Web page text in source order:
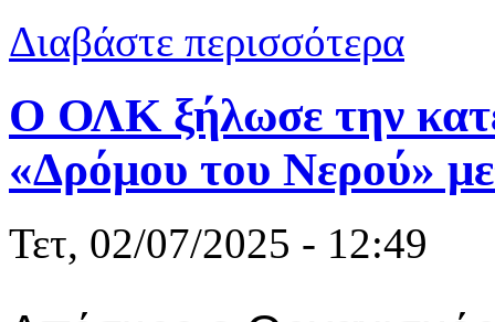
Διαβάστε περισσότερα
Ο ΟΛΚ ξήλωσε την
«Δρόμου του Νερού»
Τετ, 02/07/2025 - 12:49